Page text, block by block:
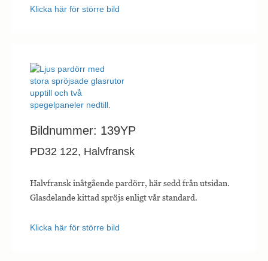
Klicka här för större bild
Bildnummer: 139YP
PD32 122, Halvfransk
Halvfransk inåtgående pardörr, här sedd från utsidan.
Glasdelande kittad spröjs enligt vår standard.
Klicka här för större bild